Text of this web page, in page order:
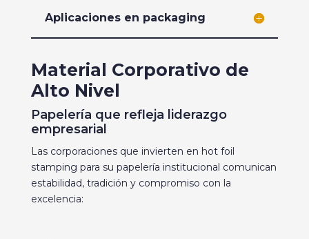
Aplicaciones en packaging
Material Corporativo de
Alto Nivel
Papelería que refleja liderazgo
empresarial
Las corporaciones que invierten en hot foil
stamping para su papelería institucional comunican
estabilidad, tradición y compromiso con la
excelencia: